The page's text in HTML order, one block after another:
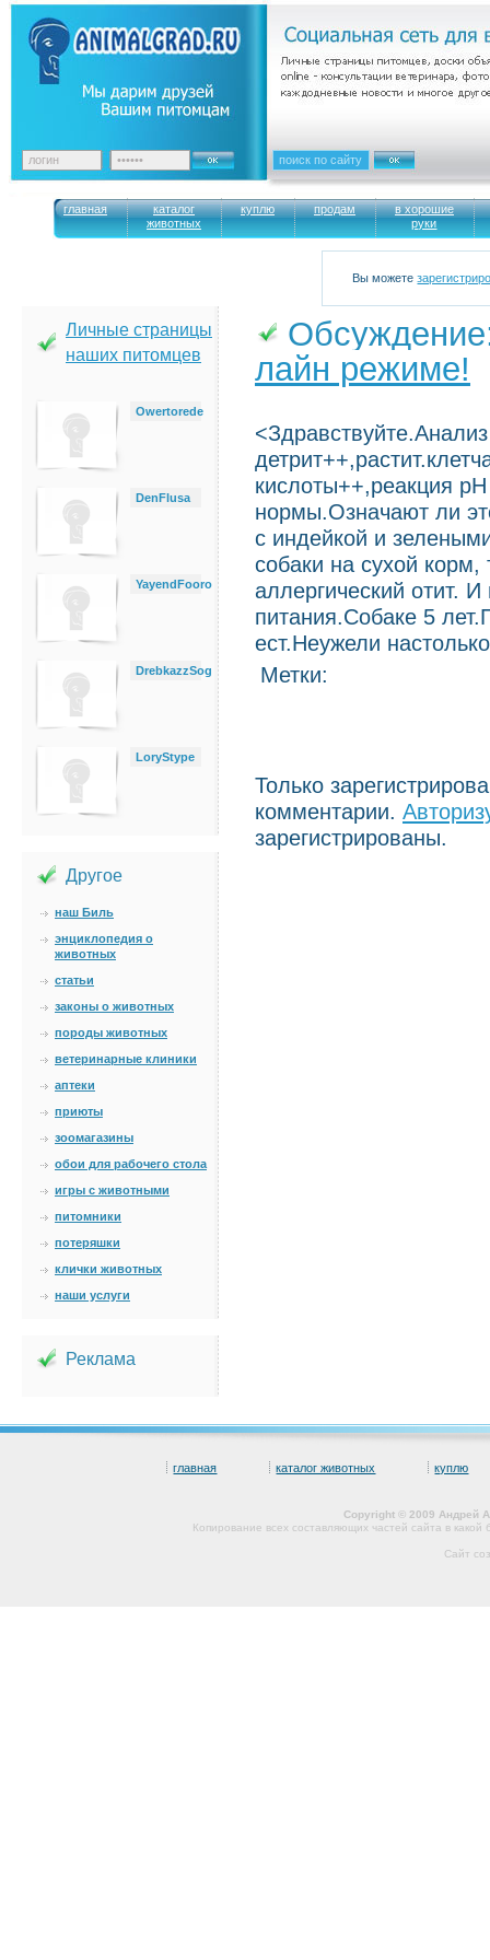
главная
каталог
животных
куплю продам
в хорошие
руки
Вы можете
Личные страницы
наших питомцев
Owertorede
DenFlusa
YayendFooro
DrebkazzSog
LoryStype
Другое
наш Биль
энциклопедия о
животных
статьи
законы о животных
породы животных
ветеринарные клиники
аптеки
приюты
зоомагазины
обои для рабочего стола
игры с животными
питомники
потеряшки
клички животных
наши услуги
Реклама
лайн режиме!
кислоты++,реакция
нормы.Означают ли
с индейкой и
собаки на сухой
аллергический отит.
питания.Собаке 5
ест.Неужели
Метки:
Только
комментарии.
зарегистрированы.
главная каталог животных куплю
Copyright © 2009 Андрей
Копирование всех составляющих частей сайта в
Сайт